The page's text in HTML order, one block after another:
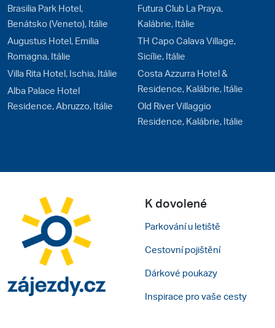
Brasilia Park Hotel,
Benátsko (Veneto), Itálie
Augustus Hotel, Emilia
Romagna, Itálie
Villa Rita Hotel, Ischia, Itálie
Alba Palace Hotel
Residence, Abruzzo, Itálie
Futura Club La Praya,
Kalábrie, Itálie
TH Capo Calava Village,
Sicílie, Itálie
Costa Azzurra Hotel &
Residence, Kalábrie, Itálie
Old River Villaggio
Residence, Kalábrie, Itálie
K dovolené
Parkování u letiště
Cestovní pojištění
Dárkové poukazy
Inspirace pro vaše cesty